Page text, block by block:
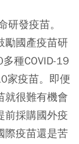
研發疫苗。
勵國產疫苗研
種COVID-19
家疫苗。即便
就很難有機會
前採購國外疫
際疫苗還是苦